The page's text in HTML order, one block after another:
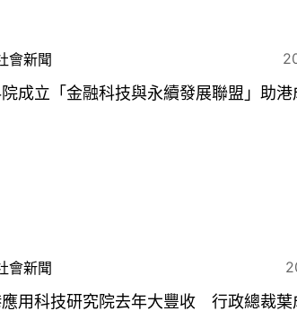
會新聞
成立「金融科技與永續發展聯盟」助
會新聞
用科技研究院去年大豐收 行政總裁葉